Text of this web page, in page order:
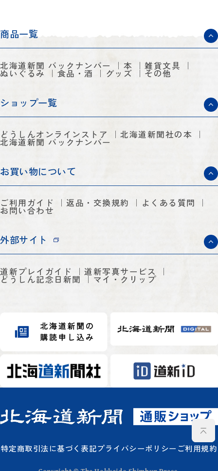
商品一覧
北海道新聞 バックナンバー 本 雑貨文具
ぬいぐるみ 食品・酒 グッズ その他
ショップ一覧
どうしんオンラインストア 北海道新聞社の本
北海道新聞 バックナンバー
お買い物について
ご利用ガイド 返品・交換規約 よくある質問
お問い合わせ
外部サイト
道新プレイガイド 道新写真サービス
どうしん記念日新聞 マイ・クリップ
特定商取引法に基づく表記プライバシーポリシー ご利用規約